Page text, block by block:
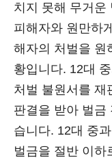
치지 못해 무거운
피해자와 원만하
해자의 처벌을 원
황입니다. 12대
처벌 불원서를 재
판결을 받아 벌금
습니다. 12대 중
벌금을 절반 이하